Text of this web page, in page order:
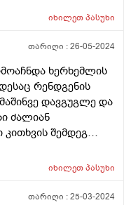
შეიძლება
შემთხვევაში რა
9 წლამდე
ამ
ინფორმაციას
და მზოლოდ
პასუხისათვის.
იხილეთპასუხი
თარიღი :26-05-2024
ხერხემლის
რენდგენის
დავგუგლე და
ძალიან
შემდეგ
სინდრომი
სხვა რა ზიანი
იხილეთპასუხი
თარიღი :25-03-2024